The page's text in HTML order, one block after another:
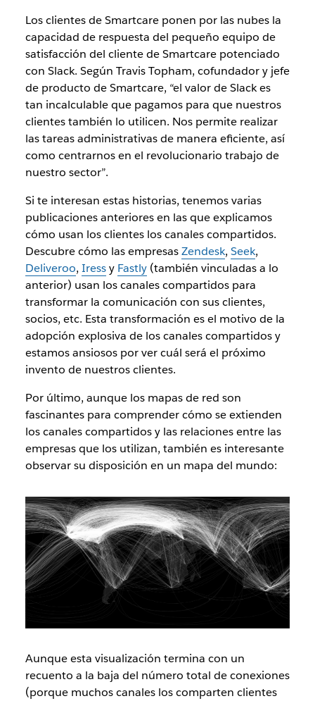
Los clientes de Smartcare ponen por las nubes la
capacidad de respuesta del pequeño equipo de
satisfacción del cliente de Smartcare potenciado
con Slack. Según Travis Topham, cofundador y jefe
de producto de Smartcare, “el valor de Slack es
tan incalculable que pagamos para que nuestros
clientes también lo utilicen. Nos permite realizar
las tareas administrativas de manera eficiente, así
como centrarnos en el revolucionario trabajo de
nuestro sector”.
Si te interesan estas historias, tenemos varias
publicaciones anteriores en las que explicamos
cómo usan los clientes los canales compartidos.
Descubre cómo las empresasZendesk, Seek,
Deliveroo, Iressy Fastly(también vinculadas a lo
anterior) usan los canales compartidos para
transformar la comunicación con sus clientes,
socios, etc. Esta transformación es el motivo de la
adopción explosiva de los canales compartidos y
estamos ansiosos por ver cuál será el próximo
invento de nuestros clientes.
Por último, aunque los mapas de red son
fascinantes para comprender cómo se extienden
los canales compartidos y las relaciones entre las
empresas que los utilizan, también es interesante
observar su disposición en un mapa del mundo:
Aunque esta visualización termina con un
recuento a la baja del número total de conexiones
(porque muchos canales los comparten clientes